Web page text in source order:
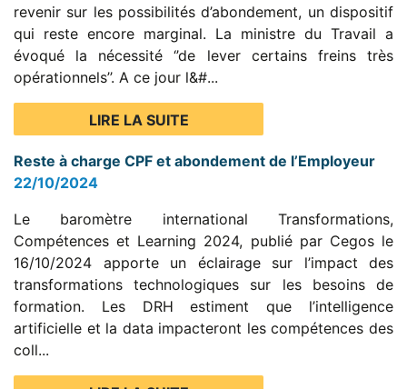
revenir sur les possibilités d’abondement, un dispositif
qui reste encore marginal. La ministre du Travail a
évoqué la nécessité ‘’de lever certains freins très
opérationnels’’. A ce jour l&#...
LIRE LA SUITE
Reste à charge CPF et abondement de l’Employeur
22/10/2024
Le baromètre international Transformations,
Compétences et Learning 2024, publié par Cegos le
16/10/2024 apporte un éclairage sur l’impact des
transformations technologiques sur les besoins de
formation. Les DRH estiment que l’intelligence
artificielle et la data impacteront les compétences des
coll...